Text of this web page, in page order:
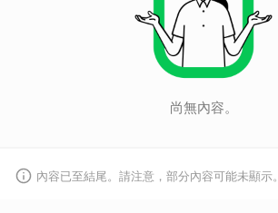
尚無內容。
內容已至結尾。請注意，部分內容可能未顯示。